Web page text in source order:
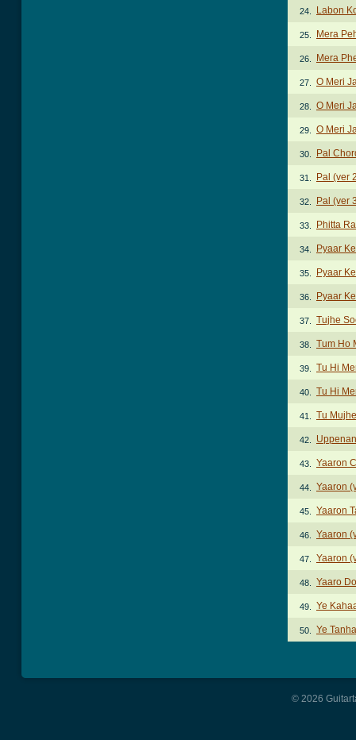
24. Labon
25. Mera
26. Mera
27. O Meri
28. O Meri
29. O Meri
30. Pal
31. Pal (ver
32. Pal (ver
33. Phitta
34. Pyaar
35. Pyaar
36. Pyaar
37. Tujhe
38. Tum Ho
39. Tu Hi
40. Tu Hi
41. Tu
42.
43. Yaaron
44. Yaaron
45. Yaaron
46. Yaaron
47. Yaaron
48. Yaaro
49. Ye
50. Ye
© 2026